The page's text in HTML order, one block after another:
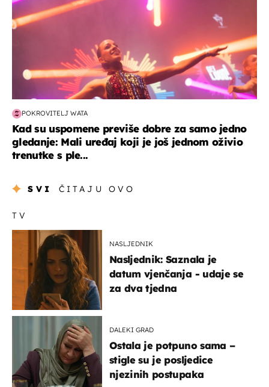
POKROVITELJ WATA
Kad su uspomene previše dobre za samo jedno
gledanje: Mali uređaj koji je još jednom oživio
trenutke s ple...
SVI ČITAJU OVO
TV
NASLJEDNIK
Nasljednik: Saznala je
datum vjenčanja - udaje se
za dva tjedna
DALEKI GRAD
Ostala je potpuno sama –
stigle su je posljedice
njezinih postupaka